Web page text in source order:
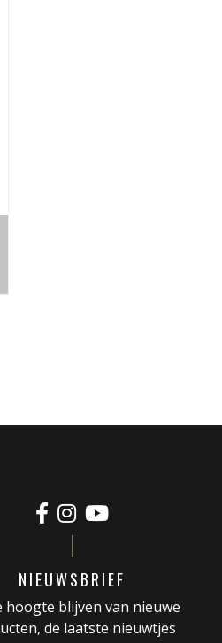
NIEUWSBRIEF
hoogte blijven van nieuwe
de laatste nieuwtjes